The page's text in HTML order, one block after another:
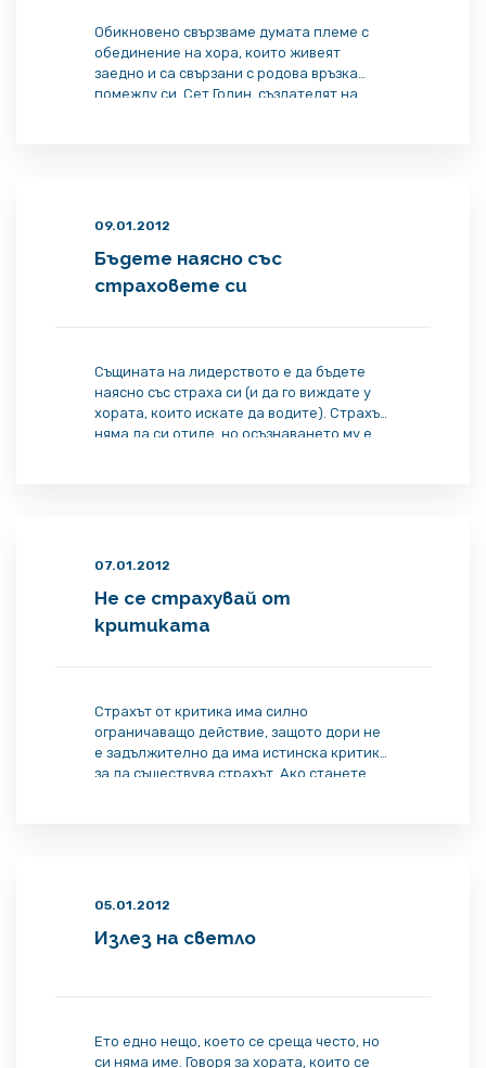
Обикновено свързваме думата племе с
обединение на хора, които живеят
заедно и са свързани с родова връзка
помежду си. Сет Годин, създателят на
09.01.2012
Бъдете наясно със
страховете си
Същината на лидерството е да бъдете
наясно със страха си (и да го виждате у
хората, които искате да водите). Страхът
няма да си отиде, но осъзнаването му е
07.01.2012
Не се страхувай от
критиката
Страхът от критика има силно
ограничаващо действие, защото дори не
е задължително да има истинска критика,
за да съществува страхът. Ако станете
05.01.2012
Излез на светло
Ето едно нещо, което се среща често, но
си няма име. Говоря за хората, които се